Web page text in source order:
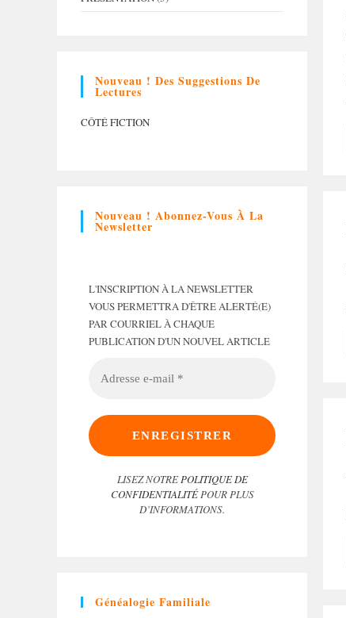
Nouveau ! Des Suggestions De
Lectures
CÔTÉ FICTION
Nouveau ! Abonnez-Vous À La
Newsletter
L'INSCRIPTION À LA NEWSLETTER
VOUS PERMETTRA D'ÊTRE ALERTÉ(E)
PAR COURRIEL À CHAQUE
PUBLICATION D'UN NOUVEL ARTICLE
LISEZ NOTREPOLITIQUE DE
CONFIDENTIALITÉPOUR PLUS
D’INFORMATIONS.
Généalogie Familiale